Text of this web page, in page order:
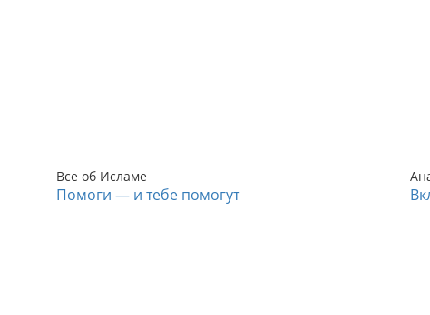
Все об Исламе
Помоги — и тебе помогут